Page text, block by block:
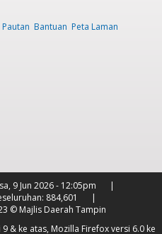
Pautan Bantuan Peta Laman
9 Jun 2026 - 12:05pm
884,601
© Majlis Daerah Tampin
& ke atas, Mozilla Firefox versi 6.0 ke